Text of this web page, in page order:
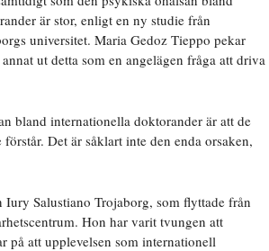
är stor, enligt en ny studie från
universitet. Maria Gedoz Tieppo pekar
ut detta som en angelägen fråga att driva
bland internationella doktorander är att de
Det är såklart inte den enda orsaken,
Salustiano Trojaborg, som flyttade från
Hon har varit tvungen att
på att upplevelsen som internationell